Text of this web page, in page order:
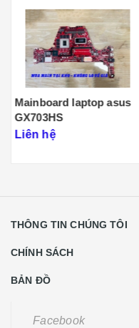
Mainboard Laptop Asus
G614J New keng
Liên hệ
THÔNG TIN CHÚNG TÔI
CHÍNH SÁCH
BẢN ĐỒ
Facebook